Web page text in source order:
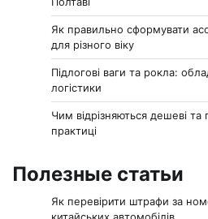
Як правильно сформувати
для різного віку
Підлогові ваги та рокла:
логістики
Чим відрізняються дешеві
практиці
Полезные статьи
Як перевірити штрафи за